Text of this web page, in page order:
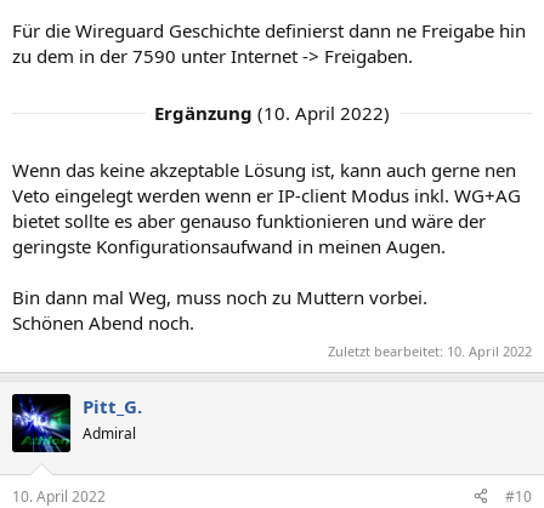
Für die Wireguard Geschichte definierst dann ne Freigabe hin
zu dem in der 7590 unter Internet -> Freigaben.
Ergänzung (10. April 2022)
Wenn das keine akzeptable Lösung ist, kann auch gerne nen
Veto eingelegt werden wenn er IP-client Modus inkl. WG+AG
bietet sollte es aber genauso funktionieren und wäre der
geringste Konfigurationsaufwand in meinen Augen.
Bin dann mal Weg, muss noch zu Muttern vorbei.
Schönen Abend noch.
Zuletzt bearbeitet: 10. April 2022
Pitt_G.
Admiral
10. April 2022 #10